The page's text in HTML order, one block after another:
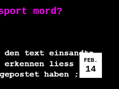
mord?
FEB.
14